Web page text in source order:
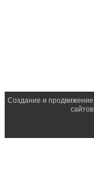
Создание и продвижение
сайтов